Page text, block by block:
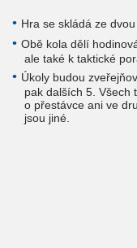
Hra se skládá ze
Obě kola dělí
ale také k taktické
Úkoly budou
pak dalších 5. Všech
o přestávce ani ve
jsou jiné.